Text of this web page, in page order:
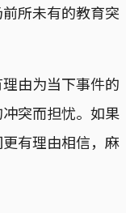
所未有的教育突
由为当下事件的
突而担忧。如果
有理由相信，麻